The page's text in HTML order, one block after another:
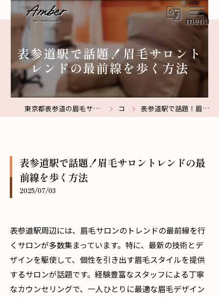
表参道駅で話題！眉毛サロント
レンドの最前線を歩く方法
東京都表参道の眉毛サロンなら【メンズ眉毛サロン】Amber表参道 コラム 表参道駅で話題！眉毛サロントレンドの最前線を歩く方法
表参道駅で話題！眉毛サロントレンドの最
前線を歩く方法
2025/07/03
表参道駅周辺には、眉毛サロンのトレンドの最前線を行
くサロンが多数集まっています。特に、最新の技術とデ
ザインを駆使して、個性を引き出す眉毛スタイルを提供
するサロンが話題です。経験豊富なスタッフによる丁寧
なカウンセリングで、一人ひとりに最適な眉毛デザイン